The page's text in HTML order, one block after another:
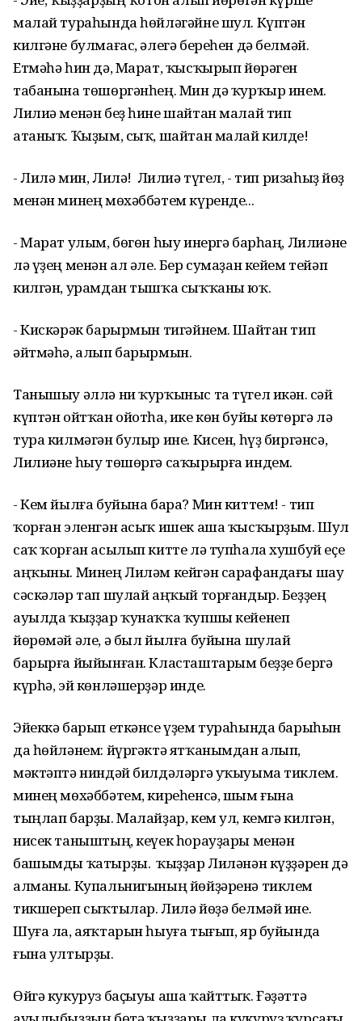
малай тураһында һөйләгәйне шул. Күптән
килгәне булмағас, әлегә береһен дә белмәй.
Етмәһә һин дә, Марат, ҡысҡырып йөрәген
табанына төшөргәнһең. Мин дә ҡурҡыр инем.
Лилиә менән беҙ һине шайтан малай тип
атаныҡ. Ҡыҙым, сыҡ, шайтан малай килде!
- Лилә мин, Лилә! Ә Лилиә түгел, - тип ризаһыҙ йөҙ
менән минең мөхәббәтем күренде...
- Марат улым, бөгөн һыу инергә барһаң, Лилиәне
лә үҙең менән ал әле. Бер сумаҙан кейем тейәп
килгән, урамдан тышҡа сыҡҡаны юҡ.
- Кискәрәк барырмын тигәйнем. Шайтан тип
әйтмәһә, алып барырмын.
Танышыу әллә ни ҡурҡыныс та түгел икән. Әсәй
күптән ойтҡан ойотһа, ике көн буйы көтөргә лә
тура килмәгән булыр ине. Кисен, һүҙ биргәнсә,
Лилиәне һыу төшөргә саҡырырға индем.
- Кем йылға буйына бара? Мин киттем! - тип
ҡорған эленгән асыҡ ишек аша ҡысҡырҙым. Шул
саҡ ҡорған асылып китте лә тупһала хушбуй еҫе
аңҡыны. Минең Лиләм кейгән сарафандағы шау
сәскәләр тап шулай аңҡый торғандыр. Беҙҙең
ауылда ҡыҙҙар ҡунаҡҡа ҡупшы кейенеп
йөрөмәй әле, ә был йылға буйына шулай
барырға йыйынған. Класташтарым беҙҙе бергә
күрһә, эй көнләшерҙәр инде.
Эйеккә барып еткәнсе үҙем тураһында барыһын
да һөйләнем: йүргәктә ятҡанымдан алып,
мәктәптә ниндәй билдәләргә уҡыуыма тиклем. Ә
минең мөхәббәтем, киреһенсә, шым ғына
тыңлап барҙы. Малайҙар, кем ул, кемгә килгән,
нисек таныштың, кеүек һорауҙары менән
башымды ҡатырҙы. Ә ҡыҙҙар Лиләнән күҙҙәрен дә
алманы. Купальнигының йөйҙәренә тиклем
тикшереп сыҡтылар. Лилә йөҙә белмәй ине.
Шуға ла, аяҡтарын һыуға тығып, яр буйында
ғына ултырҙы.
Өйгә кукуруз баҫыуы аша ҡайттыҡ. Ғәҙәттә